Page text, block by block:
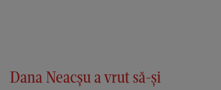
Dana Neacșu a vrut să-și